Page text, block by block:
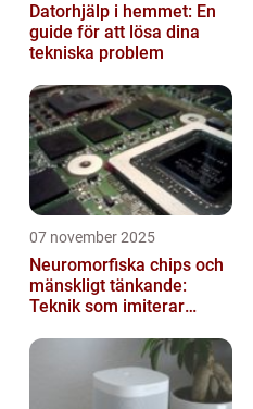
Datorhjälp i hemmet: En
guide för att lösa dina
tekniska problem
07 november 2025
Neuromorfiska chips och
mänskligt tänkande:
Teknik som imiterar